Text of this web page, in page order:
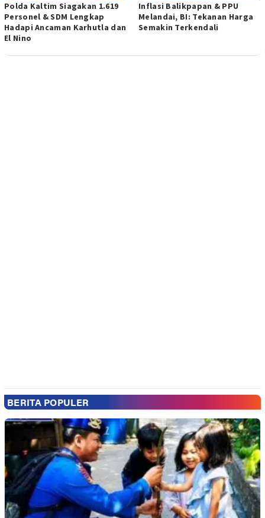
Polda Kaltim Siagakan 1.619
Personel & SDM Lengkap
Hadapi Ancaman Karhutla dan
El Nino
Inflasi Balikpapan & PPU
Melandai, BI: Tekanan Harga
Semakin Terkendali
BERITA POPULER